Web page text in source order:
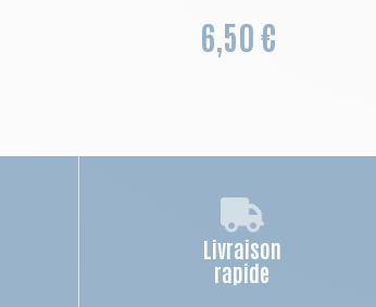
6,50 €
Livraison
rapide